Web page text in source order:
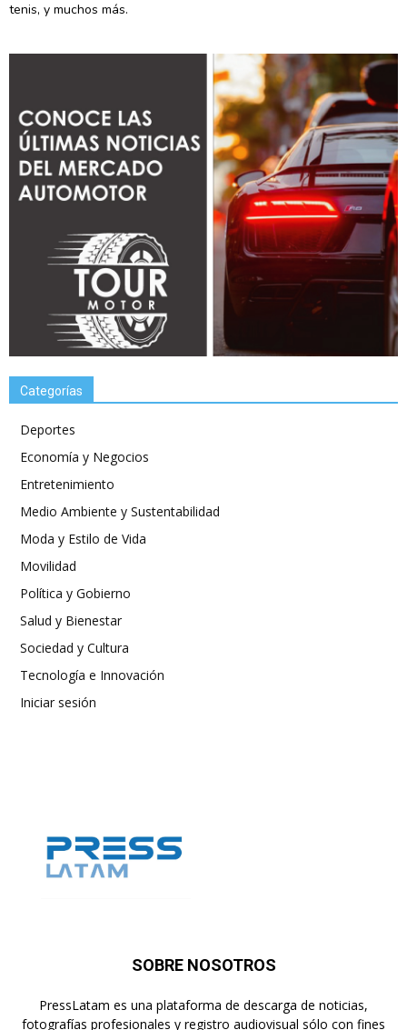
tenis, y muchos más.
Categorías
Deportes
Economía y Negocios
Entretenimiento
Medio Ambiente y Sustentabilidad
Moda y Estilo de Vida
Movilidad
Política y Gobierno
Salud y Bienestar
Sociedad y Cultura
Tecnología e Innovación
Iniciar sesión
SOBRE NOSOTROS
PressLatam es una plataforma de descarga de noticias,
fotografías profesionales y registro audiovisual sólo con fines